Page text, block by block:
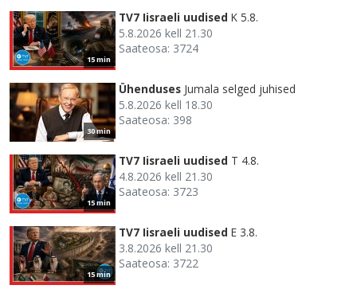
15 min
TV7 Iisraeli uudised K 5.8.
5.8.2026 kell 21.30
Saateosa: 3724
30 min
Ühenduses Jumala selged juhised
5.8.2026 kell 18.30
Saateosa: 398
15 min
TV7 Iisraeli uudised T 4.8.
4.8.2026 kell 21.30
Saateosa: 3723
15 min
TV7 Iisraeli uudised E 3.8.
3.8.2026 kell 21.30
Saateosa: 3722